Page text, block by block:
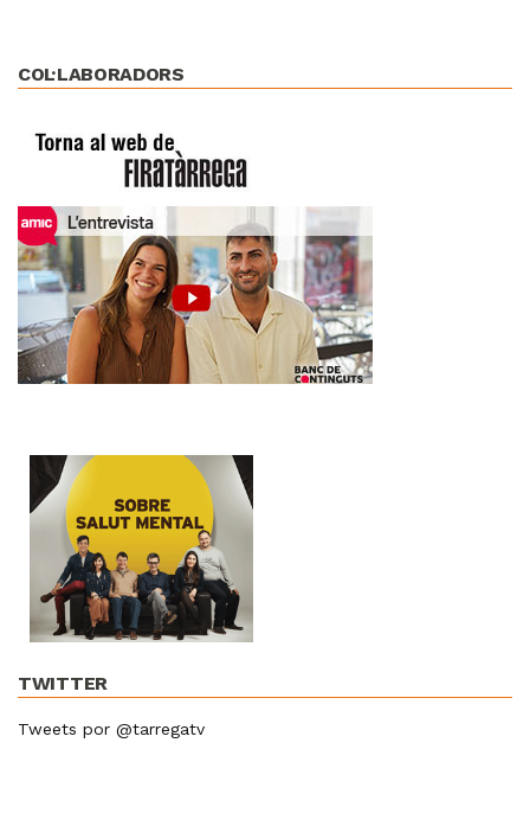
COL·LABORADORS
TWITTER
Tweets por @tarregatv